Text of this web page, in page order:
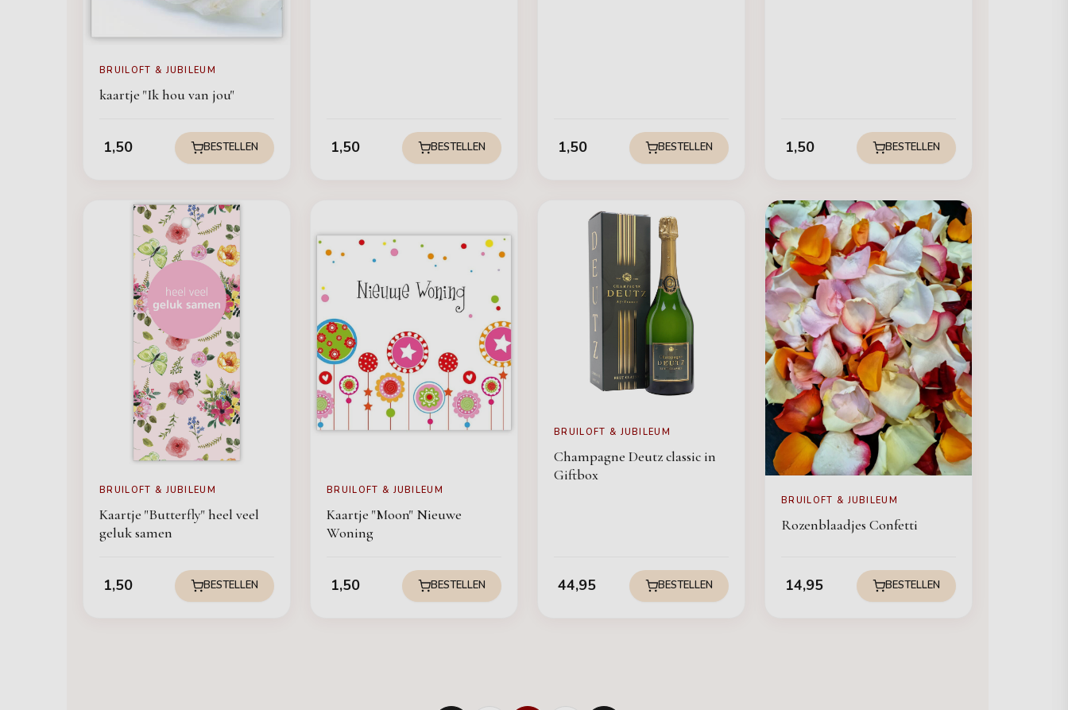
BRUILOFT & JUBILEUM
kaartje "Ik hou van jou"
1,50 BESTELLEN 1,50 BESTELLEN 1,50 BESTELLEN 1,50 BESTELLEN
BRUILOFT & JUBILEUM
Kaartje "Butterfly" heel veel
geluk samen
1,50 BESTELLEN
BRUILOFT & JUBILEUM
Kaartje "Moon" Nieuwe
Woning
1,50 BESTELLEN
BRUILOFT & JUBILEUM
Champagne Deutz classic in
Giftbox
44,95 BESTELLEN
BRUILOFT & JUBILEUM
Rozenblaadjes Confetti
14,95 BESTELLEN